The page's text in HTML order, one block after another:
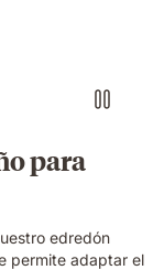
para
edredón
permite adaptar el